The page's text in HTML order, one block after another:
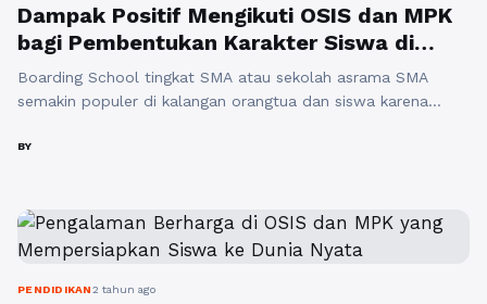
Dampak Positif Mengikuti OSIS dan MPK
bagi Pembentukan Karakter Siswa di
Boarding School SMA Al Masoem
Bandung
Boarding School tingkat SMA atau sekolah asrama SMA
semakin populer di kalangan orangtua dan siswa karena
karakter siswa. Di antara beragam kegiatan ekstrakurikuler
dampak positif yang signifikan pada pembentukan karakter
siswa. Hal ini juga ...Baca Selengkapnya
BY
PENDIDIKAN2 tahun ago